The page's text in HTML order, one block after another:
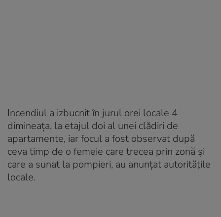
Incendiul a izbucnit în jurul orei locale 4
dimineața, la etajul doi al unei clădiri de
apartamente, iar focul a fost observat după
ceva timp de o femeie care trecea prin zonă și
care a sunat la pompieri, au anunțat autoritățile
locale.